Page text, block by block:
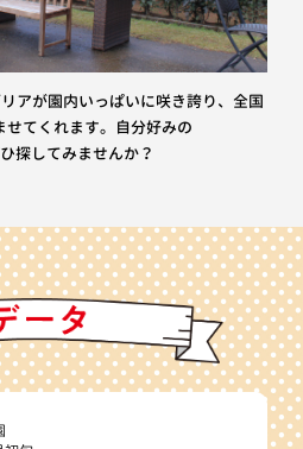
アが園内いっぱいに咲き誇り、全国
てくれます。自分好みの
探してみませんか？